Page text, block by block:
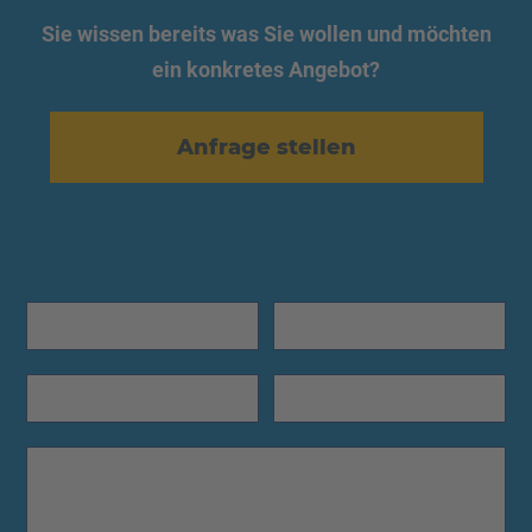
Sie wissen bereits was Sie wollen und möchten
ein konkretes Angebot?
Anfrage stellen